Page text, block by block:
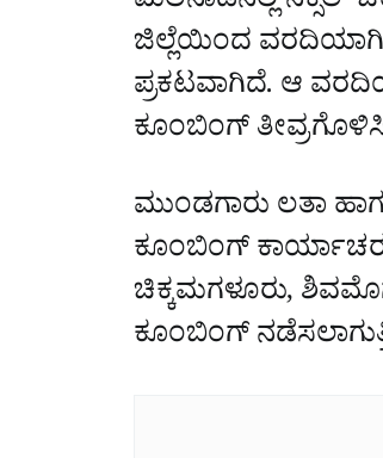
ಜಿಲ್ಲೆಯಿಂದ
ಪ್ರಕಟವಾಗಿದೆ. ಆ
ಕೂಂಬಿಂಗ್‌
ಮುಂಡಗಾರು ಲತಾ
ಕೂಂಬಿಂಗ್‌
ಚಿಕ್ಕಮಗಳೂರು,
ಕೂಂಬಿಂಗ್‌